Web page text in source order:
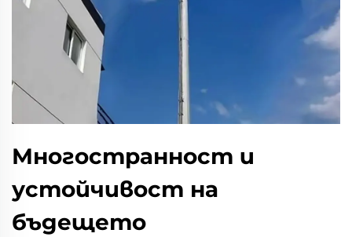
Многостранност и
устойчивост на
бъдещето